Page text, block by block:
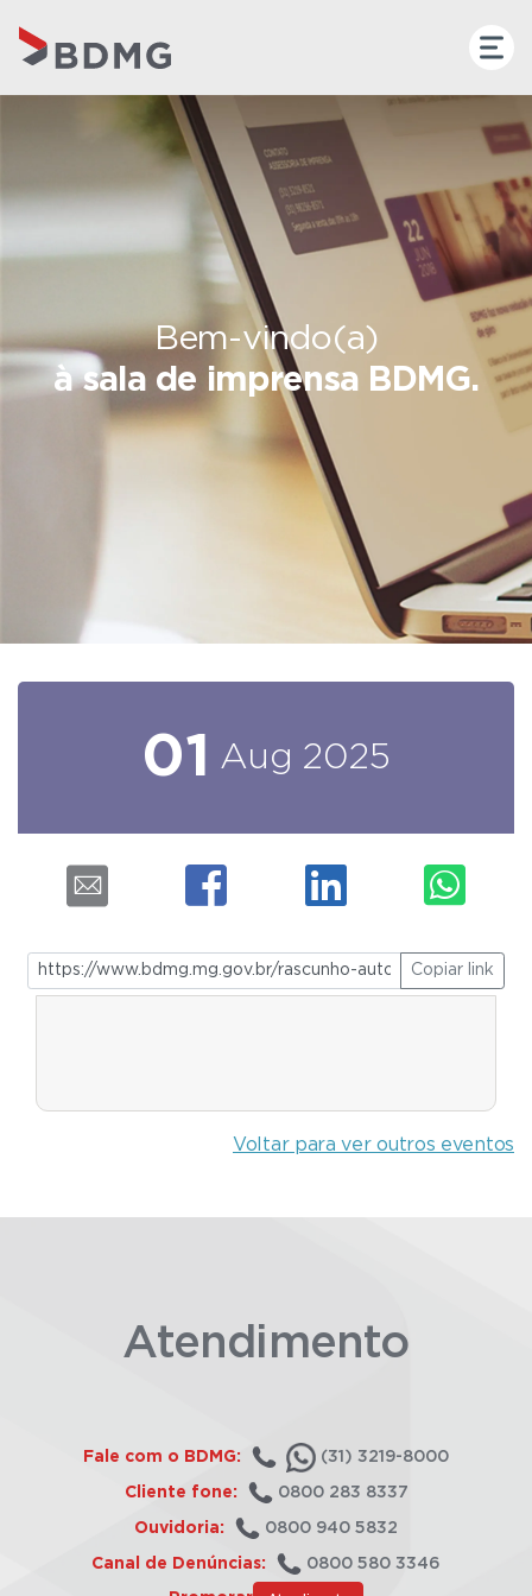
Bem-vindo(a)
à sala de imprensa BDMG.
01 Aug 2025
Copiar link
Voltar para ver outros eventos
Atendimento
Fale com o BDMG: (31) 3219-8000
Cliente fone: 0800 283 8337
Ouvidoria: 0800 940 5832
Canal de Denúncias: 0800 580 3346